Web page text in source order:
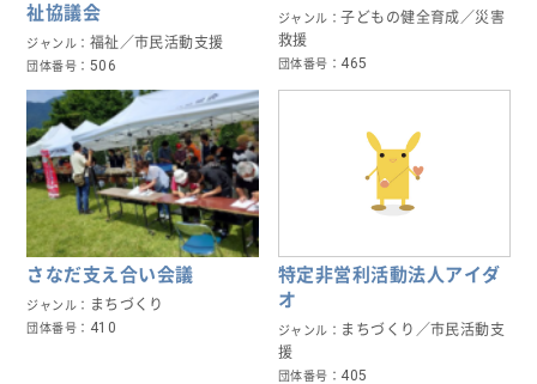
祉協議会
ジャンル 福祉／市民活動支援
団体番号 506
ジャンル
子どもの健全育成／災害
救援
団体番号 465
さなだ支え合い会議
ジャンル まちづくり
団体番号 410
特定非営利活動法人アイダ
オ
ジャンル
まちづくり／市民活動支
援
団体番号 405